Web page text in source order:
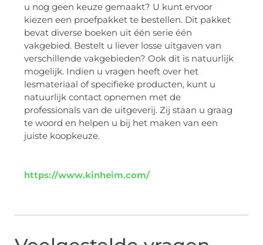
u nog geen keuze gemaakt? U kunt ervoor
kiezen een proefpakket te bestellen. Dit pakket
bevat diverse boeken uit één serie één
vakgebied. Bestelt u liever losse uitgaven van
verschillende vakgebieden? Ook dit is natuurlijk
mogelijk. Indien u vragen heeft over het
lesmateriaal of specifieke producten, kunt u
natuurlijk contact opnemen met de
professionals van de uitgeverij. Zij staan u graag
te woord en helpen u bij het maken van een
juiste koopkeuze.
https://www.kinheim.com/